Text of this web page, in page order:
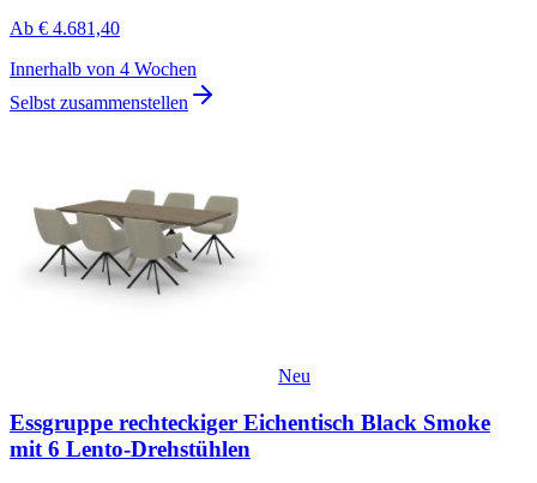
Ab € 4.681,40
Innerhalb von 4 Wochen
Selbst zusammenstellen
Neu
Essgruppe rechteckiger Eichentisch Black Smoke
mit 6 Lento-Drehstühlen